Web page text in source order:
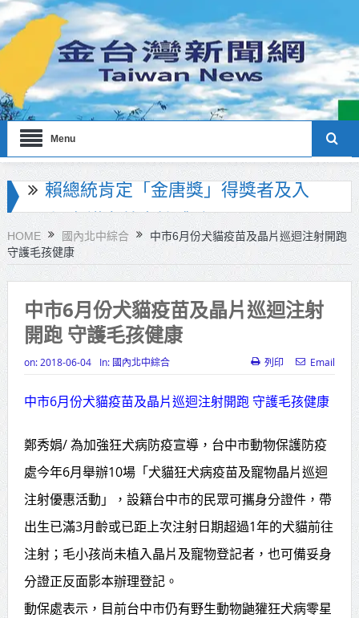
Menu
海巡署南部分署主官大換血 蔡順元
勉提升巡防戰力
北市鮮奶週報再升級！8月31日補助
擴大至國中生
雙北合作里程碑！萬大線動態測試
侯友宜蔣萬安攜手視察
北形象館亮相
打鐵厝北側產業園區產業設施公共
動土創造千個就業機會
高雄「三民運動中心」市長陳其
邁、運動部長李洋各界貴賓共同揭幕
高雄東照山關帝廟全國國中小學書
法比賽 圓滿落幕
HOME 國內北中綜合
中市6月份犬貓疫苗及晶片巡迴注射開跑
守護毛孩健康
中市6月份犬貓疫苗及晶片巡迴注射
開跑 守護毛孩健康
on: 2018-06-04 In: 國內北中綜合 列印 Email
中市6月份犬貓疫苗及晶片巡迴注射開跑 守護毛孩健康
鄭秀娟/ 為加強狂犬病防疫宣導，台中市動物保護防疫
處今年6月舉辦10場「犬貓狂犬病疫苗及寵物晶片巡迴
注射優惠活動」，設籍台中市的民眾可攜身分證件，帶
出生已滿3月齡或已距上次注射日期超過1年的犬貓前往
注射；毛小孩尚未植入晶片及寵物登記者，也可備妥身
分證正反面影本辦理登記。
動保處表示，目前台中市仍有野生動物鼬獾狂犬病零星